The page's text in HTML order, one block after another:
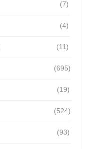
(7)
(4)
(11)
(695)
(19)
(524)
(93)